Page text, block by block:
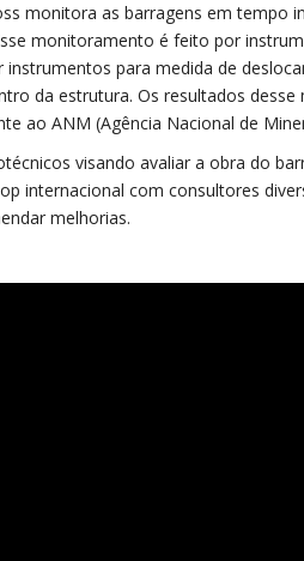
monitora as barragens em tempo
monitoramento é feito por
para medida de
da estrutura. Os resultados
ao ANM (Agência Nacional de
visando avaliar a obra do
internacional com consultores
melhorias.